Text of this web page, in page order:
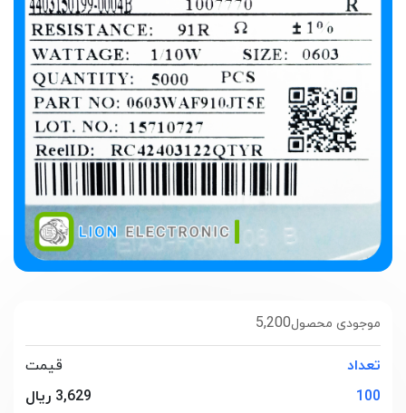
5,200موجودی محصول
تعداد
قیمت
100
3,629 ریال